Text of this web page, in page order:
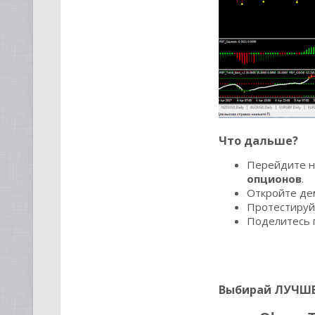
Что дальше?
Перейдите
опционов.
Откройте
Поделитесь
Выбирай